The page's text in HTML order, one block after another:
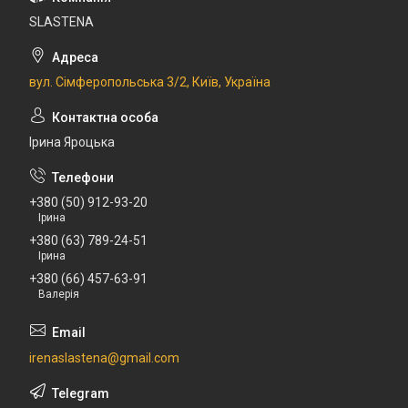
SLASTENA
вул. Сімферопольська 3/2, Київ, Україна
Ірина Яроцька
+380 (50) 912-93-20
Ірина
+380 (63) 789-24-51
Ірина
+380 (66) 457-63-91
Валерія
irenaslastena@gmail.com